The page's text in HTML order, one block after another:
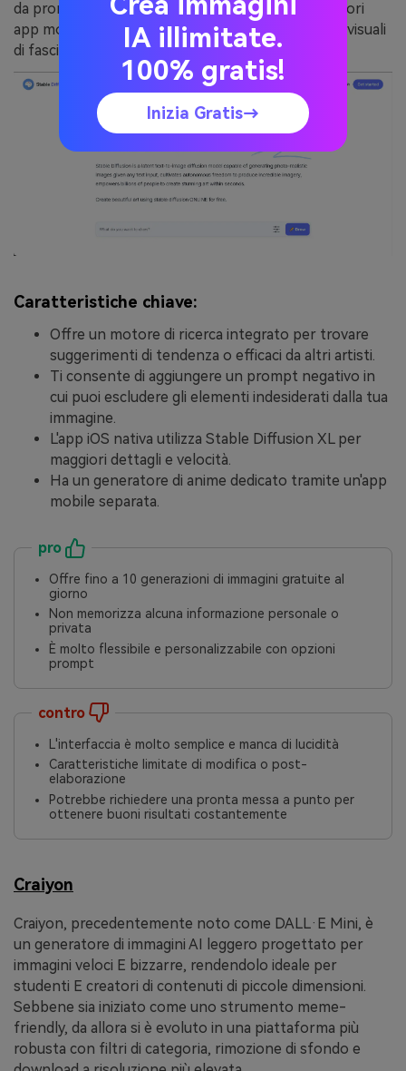
da prompt di testo. È disponibile online, con ulteriori
app mobili progettate per la generazione anime e visuali
di fascia alta utilizzando Stable Diffusion XL.
Caratteristiche chiave:
Offre un motore di ricerca integrato per trovare
suggerimenti di tendenza o efficaci da altri artisti.
Ti consente di aggiungere un prompt negativo in
cui puoi escludere gli elementi indesiderati dalla tua
immagine.
L'app iOS nativa utilizza Stable Diffusion XL per
maggiori dettagli e velocità.
Ha un generatore di anime dedicato tramite un'app
mobile separata.
pro
Offre fino a 10 generazioni di immagini gratuite al
giorno
Non memorizza alcuna informazione personale o
privata
È molto flessibile e personalizzabile con opzioni
prompt
contro
L'interfaccia è molto semplice e manca di lucidità
Caratteristiche limitate di modifica o post-
elaborazione
Potrebbe richiedere una pronta messa a punto per
ottenere buoni risultati costantemente
Craiyon
Craiyon, precedentemente noto come DALL·E Mini, è
un generatore di immagini AI leggero progettato per
immagini veloci E bizzarre, rendendolo ideale per
studenti E creatori di contenuti di piccole dimensioni.
Sebbene sia iniziato come uno strumento meme-
friendly, da allora si è evoluto in una piattaforma più
robusta con filtri di categoria, rimozione di sfondo e
IA illimitate.
100% gratis!
Inizia Gratis→